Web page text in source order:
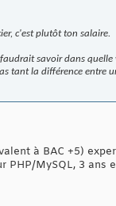
c'est plutôt ton salaire.
savoir dans
tant la différence entre
à BAC +5)
PHP/MySQL, 3